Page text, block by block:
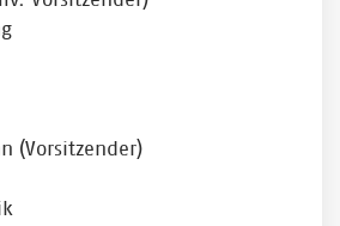
(Vorsitzender)